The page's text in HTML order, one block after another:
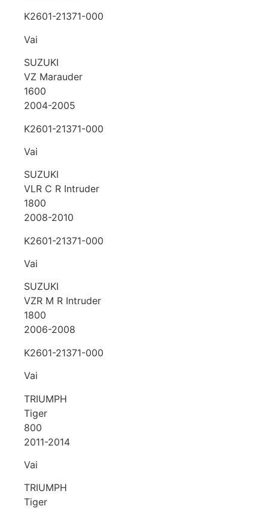
K2601-21371-000
Vai
SUZUKI
VZ Marauder
1600
2004-2005
K2601-21371-000
Vai
SUZUKI
VLR C R Intruder
1800
2008-2010
K2601-21371-000
Vai
SUZUKI
VZR M R Intruder
1800
2006-2008
K2601-21371-000
Vai
TRIUMPH
Tiger
800
2011-2014
Vai
TRIUMPH
Tiger